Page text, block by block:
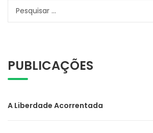
Pesquisar
PUBLICAÇÕES
A Liberdade Acorrentada